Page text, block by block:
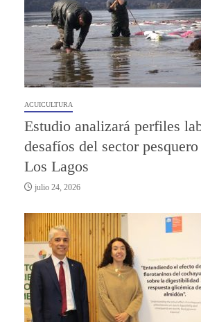
ACUICULTURA
Estudio analizará perfiles
desafíos del sector
Los Lagos
julio 24, 2026